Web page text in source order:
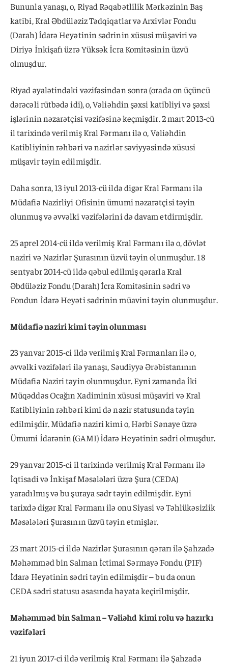
Bununla yanaşı, o, Riyad Rəqabətlilik Mərkəzinin Baş
katibi, Kral Əbdüləziz Tədqiqatlar və Arxivlər Fondu
(Darah) İdarə Heyətinin sədrinin xüsusi müşaviri və
Diriyə İnkişafı üzrə Yüksək İcra Komitəsinin üzvü
olmuşdur.
Riyad əyalətindəki vəzifəsindən sonra (orada on üçüncü
dərəcəli rütbədə idi), o, Vəliəhdin şəxsi katibliyi və şəxsi
işlərinin nəzarətçisi vəzifəsinə keçmişdir. 2 mart 2013-cü
il tarixində verilmiş Kral Fərmanı ilə o, Vəliəhdin
Katibliyinin rəhbəri və nazirlər səviyyəsində xüsusi
müşavir təyin edilmişdir.
Daha sonra, 13 iyul 2013-cü ildə digər Kral Fərmanı ilə
Müdafiə Nazirliyi Ofisinin ümumi nəzarətçisi təyin
olunmuş və əvvəlki vəzifələrini də davam etdirmişdir.
25 aprel 2014-cü ildə verilmiş Kral Fərmanı ilə o, dövlət
naziri və Nazirlər Şurasının üzvü təyin olunmuşdur. 18
sentyabr 2014-cü ildə qəbul edilmiş qərarla Kral
Əbdüləziz Fondu (Darah) İcra Komitəsinin sədri və
Fondun İdarə Heyəti sədrinin müavini təyin olunmuşdur.
Müdafiə naziri kimi təyin olunması
23 yanvar 2015-ci ildə verilmiş Kral Fərmanları ilə o,
əvvəlki vəzifələri ilə yanaşı, Səudiyyə Ərəbistanının
Müdafiə Naziri təyin olunmuşdur. Eyni zamanda İki
Müqəddəs Ocağın Xadiminin xüsusi müşaviri və Kral
Katibliyinin rəhbəri kimi də nazir statusunda təyin
edilmişdir. Müdafiə naziri kimi o, Hərbi Sənaye üzrə
Ümumi İdarənin (GAMI) İdarə Heyətinin sədri olmuşdur.
29 yanvar 2015-ci il tarixində verilmiş Kral Fərmanı ilə
İqtisadi və İnkişaf Məsələləri üzrə Şura (CEDA)
yaradılmış və bu şuraya sədr təyin edilmişdir. Eyni
tarixdə digər Kral Fərmanı ilə onu Siyasi və Təhlükəsizlik
Məsələləri Şurasının üzvü təyin etmişlər.
23 mart 2015-ci ildə Nazirlər Şurasının qərarı ilə Şahzadə
Məhəmməd bin Salman İctimai Sərmayə Fondu (PIF)
İdarə Heyətinin sədri təyin edilmişdir – bu da onun
CEDA sədri statusu əsasında həyata keçirilmişdir.
Məhəmməd bin Salman – Vəliəhd kimi rolu və hazırkı
vəzifələri
21 iyun 2017-ci ildə verilmiş Kral Fərmanı ilə Şahzadə